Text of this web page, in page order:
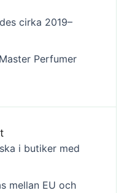
cirka 2019–
Perfumer
i butiker med
mellan EU och